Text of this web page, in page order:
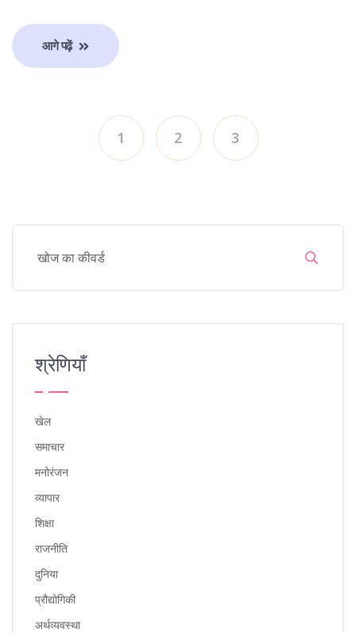
आगे पढ़ें
1 2 3
श्रेणियाँ
खेल
समाचार
मनोरंजन
व्यापार
शिक्षा
राजनीति
दुनिया
प्रौद्योगिकी
अर्थव्यवस्था